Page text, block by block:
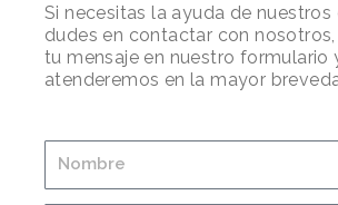
Si necesitas la ayuda de nuestros
dudes en contactar con
tu mensaje en nuestro formulario
atenderemos en la mayor